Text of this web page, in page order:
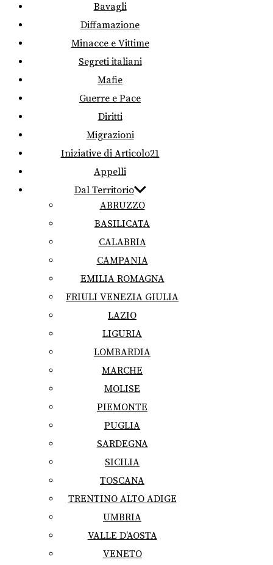
Bavagli
Diffamazione
Minacce e Vittime
Segreti italiani
Mafie
Guerre e Pace
Diritti
Migrazioni
Iniziative di Articolo21
Appelli
Dal Territorio
ABRUZZO
BASILICATA
CALABRIA
CAMPANIA
EMILIA ROMAGNA
FRIULI VENEZIA GIULIA
LAZIO
LIGURIA
LOMBARDIA
MARCHE
MOLISE
PIEMONTE
PUGLIA
SARDEGNA
SICILIA
TOSCANA
TRENTINO ALTO ADIGE
UMBRIA
VALLE D’AOSTA
VENETO